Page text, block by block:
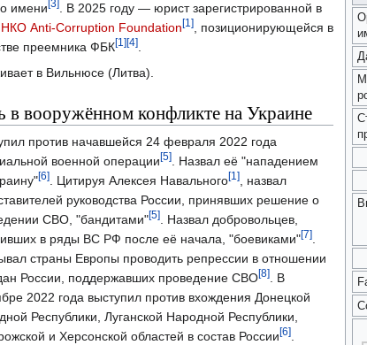
имени[3]. В 2025 году — юрист зарегистрированной в
НКО Anti-Corruption Foundation[1], позиционирующейся в
преемника ФБК[1][4].
в Вильнюсе (Литва).
в вооружённом конфликте на Украине
против начавшейся 24 февраля 2022 года
военной операции[5]. Назвал её "нападением
[6]. Цитируя Алексея Навального[1], назвал
руководства России, принявших решение о
СВО, "бандитами"[5]. Назвал добровольцев,
в ряды ВС РФ после её начала, "боевиками"[7].
страны Европы проводить репрессии в отношении
России, поддержавших проведение СВО[8]. В
2022 года выступил против вхождения Донецкой
Республики, Луганской Народной Республики,
и Херсонской областей в состав России[6].